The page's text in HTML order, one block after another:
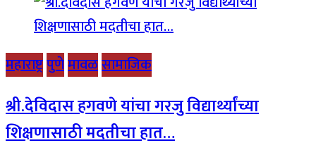
महाराष्ट्रपुणेमावळसामाजिक
श्री.देविदास हगवणे यांचा गरजु विद्यार्थ्यांच्या
शिक्षणासाठी मदतीचा हात…